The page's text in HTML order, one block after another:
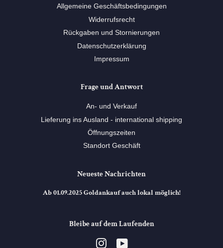
Allgemeine Geschäftsbedingungen
Widerrufsrecht
Rückgaben und Stornierungen
Datenschutzerklärung
Impressum
Frage und Antwort
An- und Verkauf
Lieferung ins Ausland - international shipping
Öffnungszeiten
Standort Geschäft
Neueste Nachrichten
Ab 01.09.2025 Goldankauf auch lokal möglich!
Bleibe auf dem Laufenden
Instagram